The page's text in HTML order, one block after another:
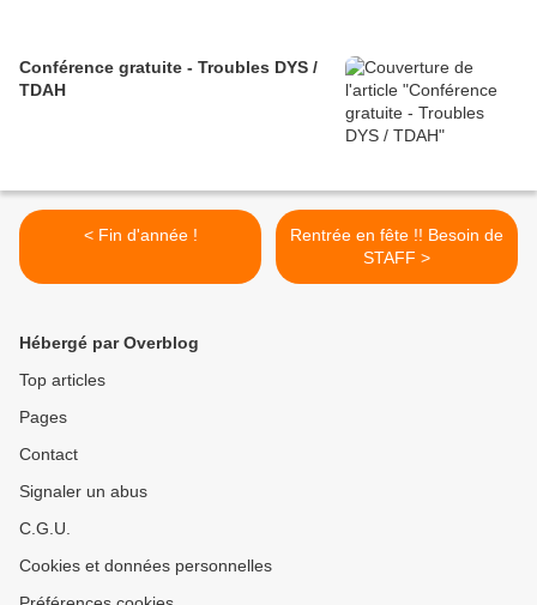
Conférence gratuite - Troubles DYS /
TDAH
< Fin d'année !
Rentrée en fête !! Besoin de
STAFF >
Hébergé par Overblog
Top articles
Pages
Contact
Signaler un abus
C.G.U.
Cookies et données personnelles